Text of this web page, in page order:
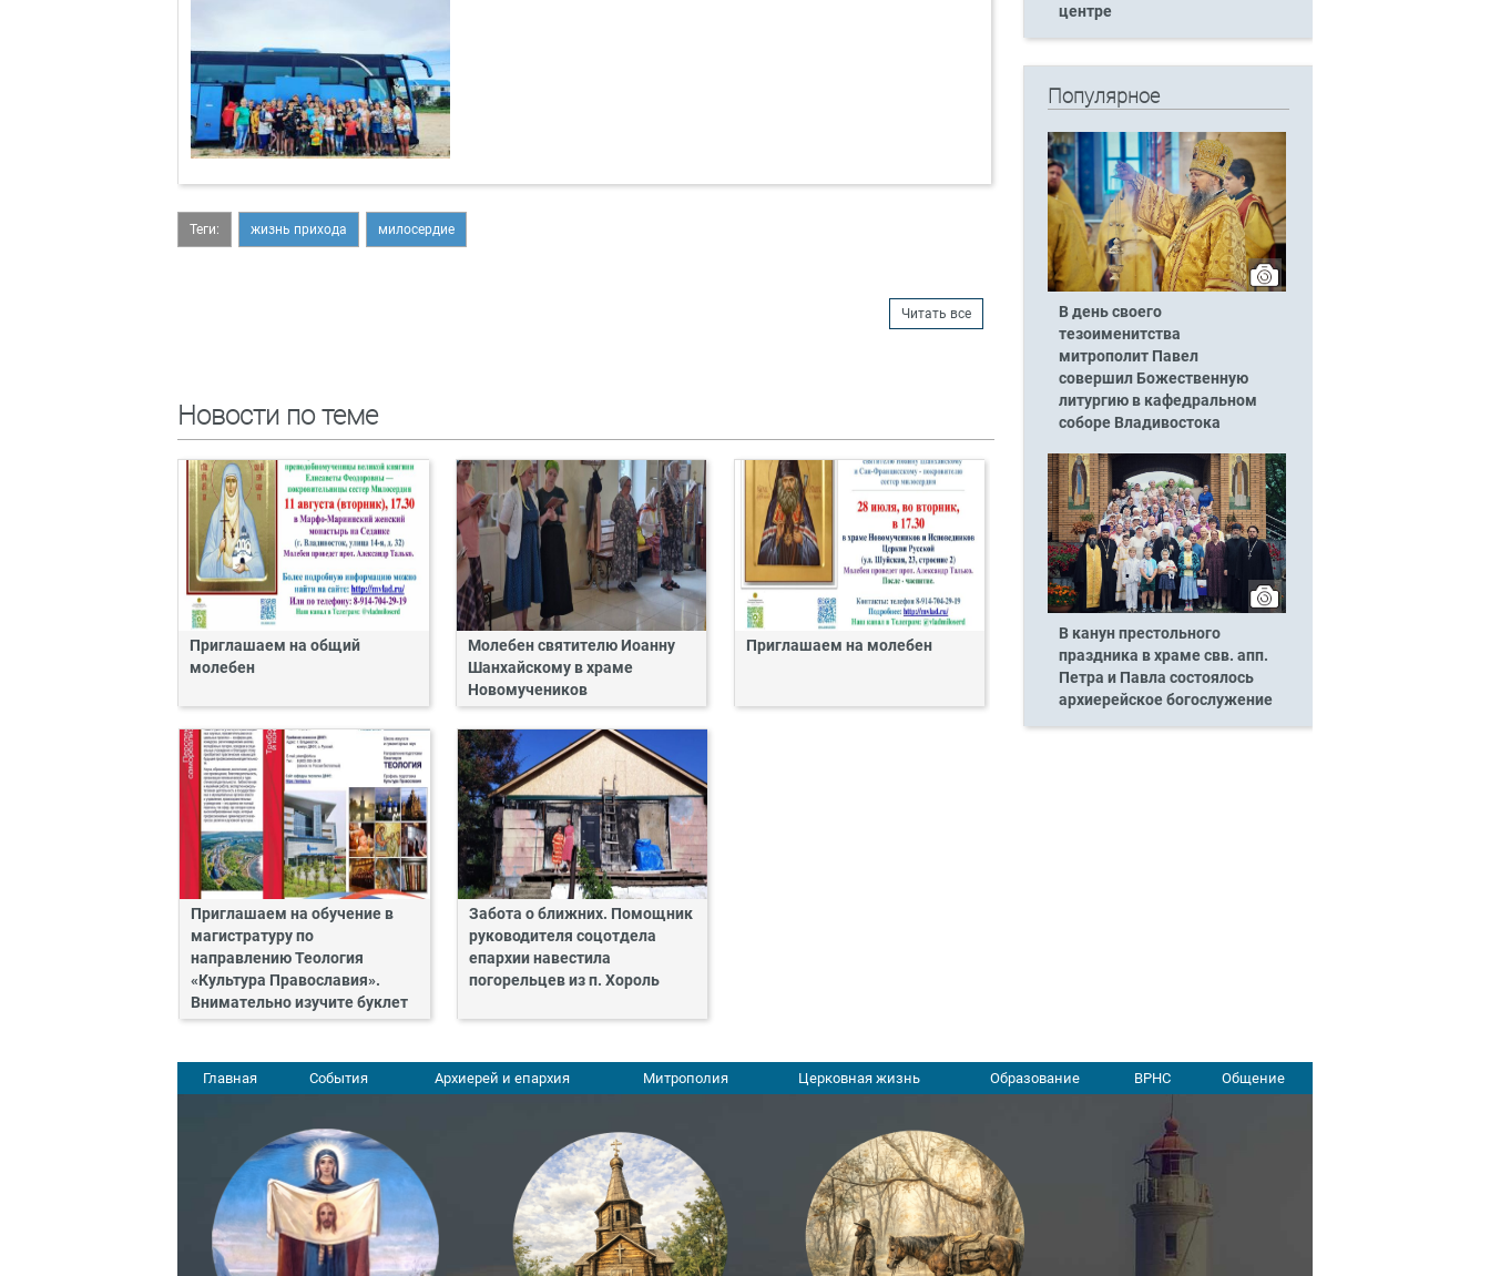
Теги: жизнь прихода милосердие
Читать все
Новости по теме
Приглашаем на общий
молебен
Молебен святителю Иоанну
Шанхайскому в храме
Новомучеников
Приглашаем на молебен
Приглашаем на обучение в
магистратуру по
направлению Теология
«Культура Православия».
Внимательно изучите буклет
Забота о ближних. Помощник
руководителя соцотдела
епархии навестила
погорельцев из п. Хороль
центре
Популярное
В день своего
тезоименитства
митрополит Павел
совершил Божественную
литургию в кафедральном
соборе Владивостока
В канун престольного
праздника в храме свв. апп.
Петра и Павла состоялось
архиерейское богослужение
Главная События Архиерей и епархия Митрополия Церковная жизнь Образование ВРНС Общение